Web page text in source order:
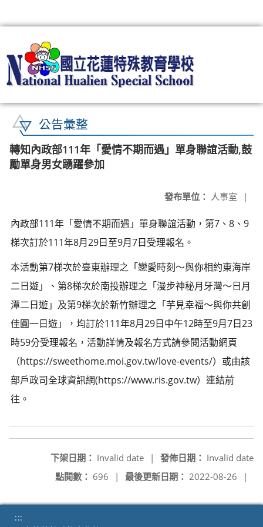
公告彙整
轉知內政部111年「愛情不期而遇」單身聯誼活動,鼓
勵單身男女踴躍參加
發布單位： 人事室 |
內政部111年「愛情不期而遇」單身聯誼活動，第7、8、9
梯次訂於111年8月29日至9月7日受理報名。
本活動第7梯次於臺東辦理之「戀愛時刻～與你相約東海岸
二日遊」、第8梯次於南投辦理之「漫步神秘月牙灣～日月
潭二日遊」及第9梯次於新竹辦理之「芋見幸福～與你共創
佳圓一日遊」，均訂於111年8月29日中午12時至9月7日23
時59分受理報名，活動詳情及報名方式請參閱活動網頁
（https://sweethome.moi.gov.tw/love-events/）或由該
部戶政司全球資訊網(https://www.ris.gov.tw）連結前
往。
發佈日期： Invalid date
下架日期： Invalid date
|
最後更新日期： 2022-08-26 |
點閱數： 696 |
:::